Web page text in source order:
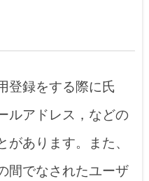
登録をする際に氏
ルアドレス，などの
あります。また、
間でなされたユーザ